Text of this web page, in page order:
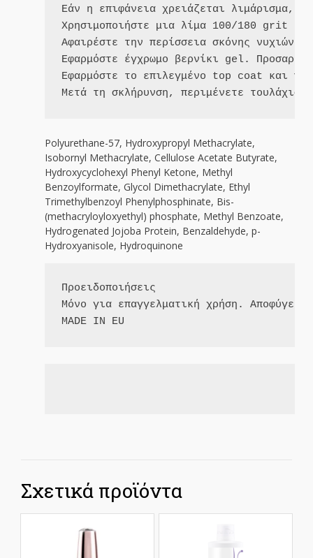
Εάν η επιφάνεια χρειάζεται λιμάρισμα,
Χρησιμοποιήστε μια λίμα 100/180 grit ή
Αφαιρέστε την περίσσεια σκόνης νυχιών
Εφαρμόστε έγχρωμο βερνίκι gel.
Εφαρμόστε το επιλεγμένο top coat και
Μετά τη σκλήρυνση, περιμένετε
Polyurethane-57, Hydroxypropyl Methacrylate,
Isobornyl Methacrylate, Cellulose Acetate Butyrate,
Hydroxycyclohexyl Phenyl Ketone, Methyl
Benzoylformate, Glycol Dimethacrylate, Ethyl
Trimethylbenzoyl Phenylphosphinate, Bis-
(methacryloyloxyethyl) phosphate, Methyl Benzoate,
Hydrogenated Jojoba Protein, Benzaldehyde, p-
Hydroxyanisole, Hydroquinone
Προειδοποιήσεις
MADE IN EU
Σχετικά προϊόντα